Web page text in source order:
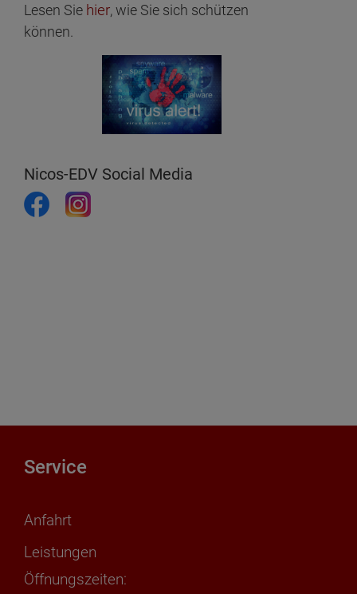
Lesen Sie hier, wie Sie sich schützen
können.
Nicos-EDV Social Media
Service
Anfahrt
Leistungen
Öffnungszeiten: